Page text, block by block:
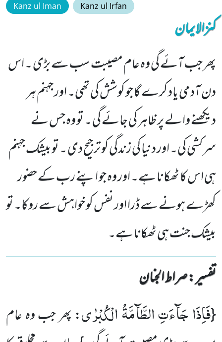
Kanz ul Iman Kanz ul Irfan
کنزالایمان
پھر جب آئے گی وہ عام مصیبت سب سے بڑی ۔ اس
دن آدمی یاد کرے گا جو کوشش کی تھی۔ اور جہنم ہر
دیکھنے والے پر ظاہر کی جائے گی ۔ تو وہ جس نے
سرکشی کی۔ اور دنیا کی زندگی کو ترجیح دی ۔ تو بیشک جہنم
ہی اس کا ٹھکانا ہے۔ اور وہ جو اپنے رب کے حضور
کھڑے ہونے سے ڈرا اور نفس کو خواہش سے روکا۔ تو
بیشک جنت ہی ٹھکانا ہے۔
تفسیر : ‎صراط الجنان
{فَاِذَا جَآءَتِ الطَّآمَّةُ الْكُبْرٰى: پھر جب وہ عام